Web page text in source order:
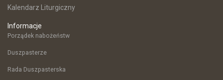
Kalendarz Liturgiczny
Informacje
Porządek nabożeństw
Duszpasterze
Rada Duszpasterska